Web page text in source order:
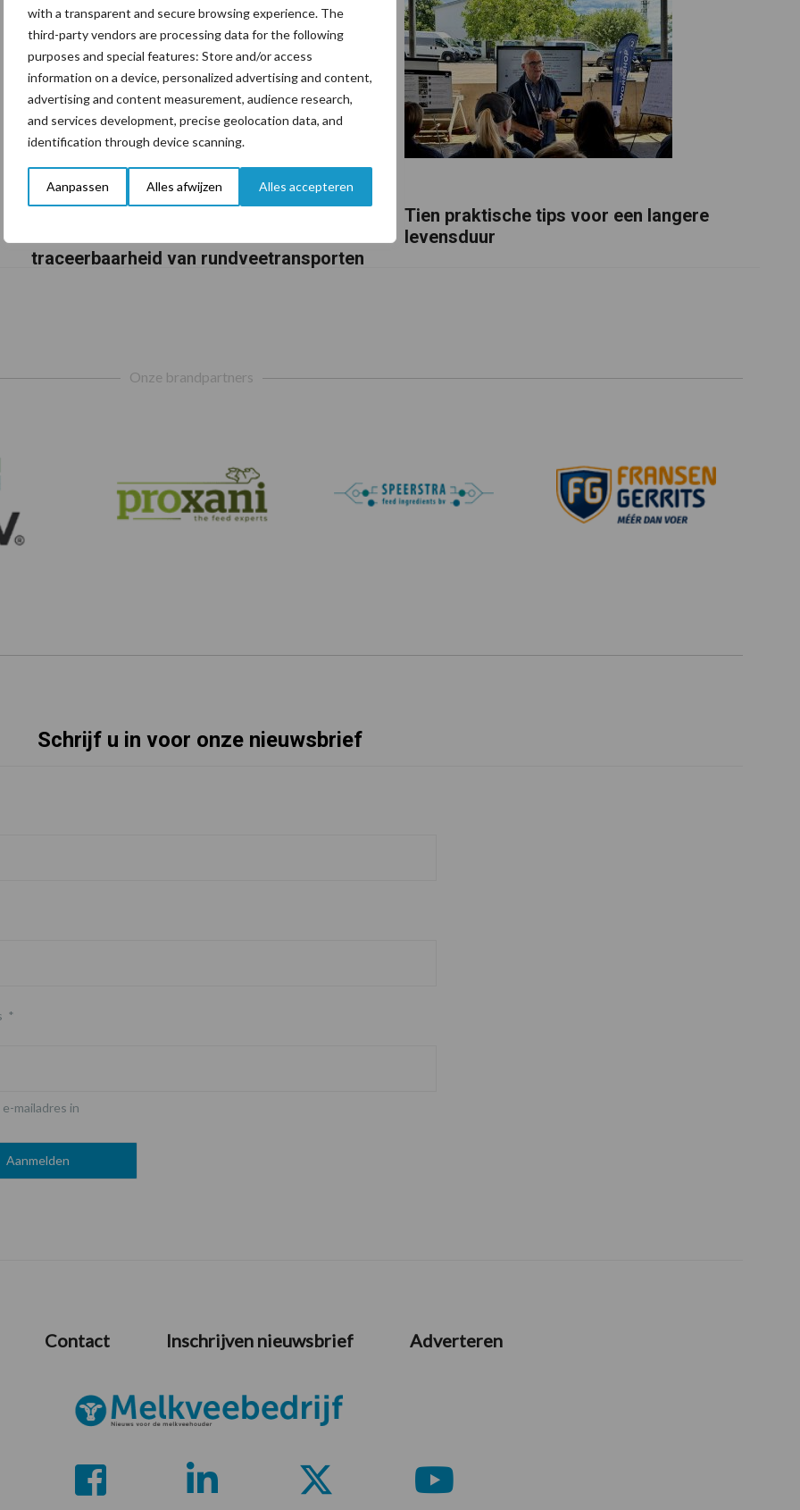
with a transparent and secure browsing experience. The
third-party vendors are processing data for the following
purposes and special features: Store and/or access
information on a device, personalized advertising and content,
advertising and content measurement, audience research,
and services development, precise geolocation data, and
identification through device scanning.
Aanpassen Alles afwijzen Alles accepteren
traceerbaarheid van rundveetransporten
Tien praktische tips voor een langere
levensduur
Onze brandpartners
Schrijf u in voor onze nieuwsbrief
*
mailadres in
Contact Inschrijven nieuwsbrief Adverteren